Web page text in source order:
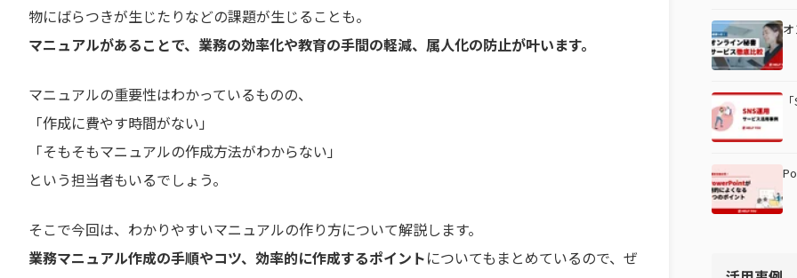
物にばらつきが生じたりなどの課題が生じることも。
マニュアルがあることで、業務の効率化や教育の手間の軽減、属人化の防止が叶います。
マニュアルの重要性はわかっているものの、
「作成に費やす時間がない」
「そもそもマニュアルの作成方法がわからない」
という担当者もいるでしょう。
そこで今回は、わかりやすいマニュアルの作り方について解説します。
業務マニュアル作成の手順やコツ、効率的に作成するポイントについてもまとめているので、ぜ